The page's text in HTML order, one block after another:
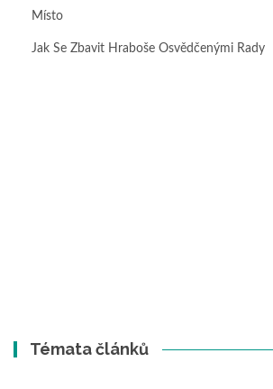
Místo
Jak Se Zbavit Hraboše Osvědčenými Rady
Témata článků